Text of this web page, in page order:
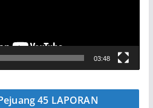
03:48
45 LAPORAN